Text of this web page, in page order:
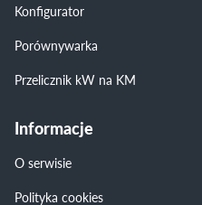
Konfigurator
Porównywarka
Przelicznik kW na KM
Informacje
O serwisie
Polityka cookies